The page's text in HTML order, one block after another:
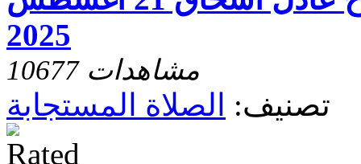
2025
10677 مشاهدات
تصنيف: الصلاة المستجابة